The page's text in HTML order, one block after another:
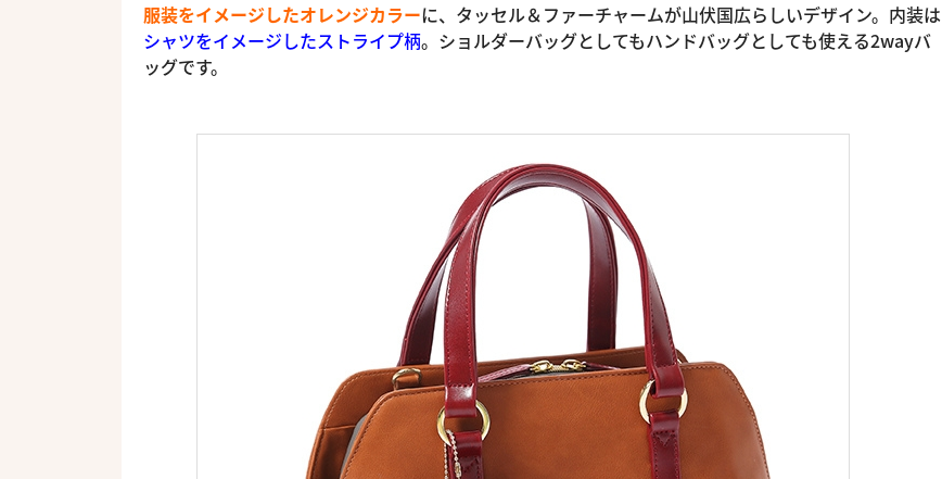
服装をイメージしたオレンジカラーに、タッセル＆ファーチャームが山伏国広らしいデザイン。内装は
シャツをイメージしたストライプ柄。ショルダーバッグとしてもハンドバッグとしても使える2wayバ
ッグです。